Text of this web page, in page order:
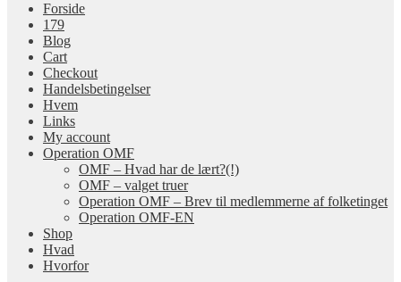
Forside
179
Blog
Cart
Checkout
Handelsbetingelser
Hvem
Links
My account
Operation OMF
OMF – Hvad har de lært?(!)
OMF – valget truer
Operation OMF – Brev til medlemmerne af folketinget
Operation OMF-EN
Shop
Hvad
Hvorfor